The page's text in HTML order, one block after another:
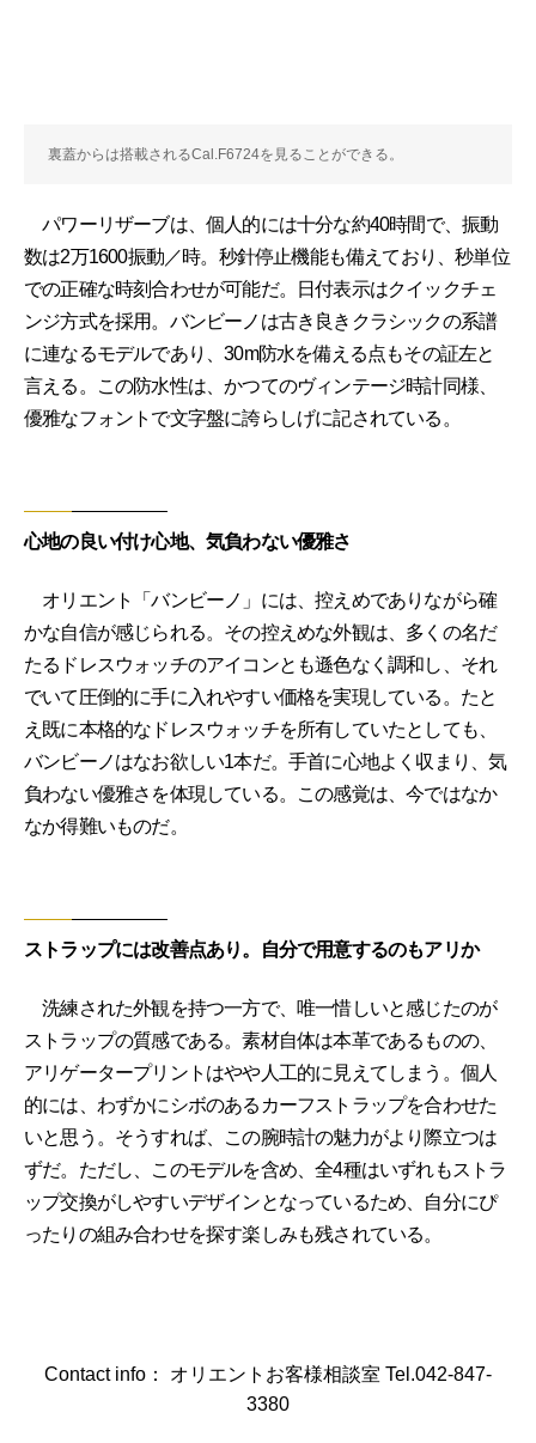
裏蓋からは搭載されるCal.F6724を見ることができる。
パワーリザーブは、個人的には十分な約40時間で、振動
数は2万1600振動／時。秒針停止機能も備えており、秒単位
での正確な時刻合わせが可能だ。日付表示はクイックチェ
ンジ方式を採用。バンビーノは古き良きクラシックの系譜
に連なるモデルであり、30m防水を備える点もその証左と
言える。この防水性は、かつてのヴィンテージ時計同様、
優雅なフォントで文字盤に誇らしげに記されている。
心地の良い付け心地、気負わない優雅さ
オリエント「バンビーノ」には、控えめでありながら確
かな自信が感じられる。その控えめな外観は、多くの名だ
たるドレスウォッチのアイコンとも遜色なく調和し、それ
でいて圧倒的に手に入れやすい価格を実現している。たと
え既に本格的なドレスウォッチを所有していたとしても、
バンビーノはなお欲しい1本だ。手首に心地よく収まり、気
負わない優雅さを体現している。この感覚は、今ではなか
なか得難いものだ。
ストラップには改善点あり。自分で用意するのもアリか
洗練された外観を持つ一方で、唯一惜しいと感じたのが
ストラップの質感である。素材自体は本革であるものの、
アリゲータープリントはやや人工的に見えてしまう。個人
的には、わずかにシボのあるカーフストラップを合わせた
いと思う。そうすれば、この腕時計の魅力がより際立つは
ずだ。ただし、このモデルを含め、全4種はいずれもストラ
ップ交換がしやすいデザインとなっているため、自分にぴ
ったりの組み合わせを探す楽しみも残されている。
Contact info： オリエントお客様相談室 Tel.042-847-
3380